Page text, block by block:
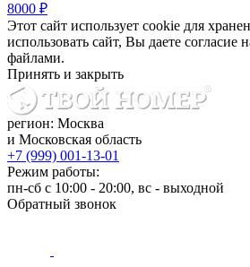
8000 ₽
Этот сайт использует cookie для
использовать сайт, Вы даете согласие
файлами.
Принять и закрыть
регион: Москва
и Московская область
+7 (999) 001-13-01
Режим работы:
пн-сб с 10:00 - 20:00, вс - выходной
Обратный звонок